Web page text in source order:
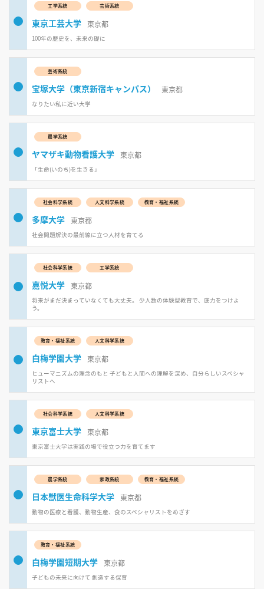
工学系統 芸術系統
東京工芸大学 東京都
100年の歴史を、未来の礎に
芸術系統
宝塚大学（東京新宿キャンパス） 東京都
なりたい私に近い大学
農学系統
ヤマザキ動物看護大学 東京都
「生命(いのち)を生きる」
社会科学系統 人文科学系統 教育・福祉系統
多摩大学 東京都
社会問題解決の最前線に立つ人材を育てる
社会科学系統 工学系統
嘉悦大学 東京都
将来がまだ決まっていなくても大丈夫。 少人数の体験型教育で、底力をつけよ
う。
教育・福祉系統 人文科学系統
白梅学園大学 東京都
ヒューマニズムの理念のもと 子どもと人間への理解を深め、自分らしいスペシャ
リストへ
社会科学系統 人文科学系統
東京富士大学 東京都
東京富士大学は実践の場で役立つ力を育てます
農学系統 家政系統 教育・福祉系統
日本獣医生命科学大学 東京都
動物の医療と看護、動物生産、食のスペシャリストをめざす
教育・福祉系統
白梅学園短期大学 東京都
子どもの未来に向けて 創造する保育